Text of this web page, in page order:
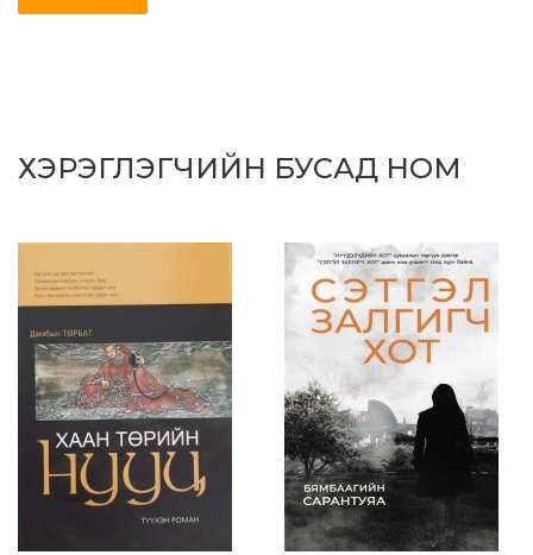
ХЭРЭГЛЭГЧИЙН БУСАД НОМ